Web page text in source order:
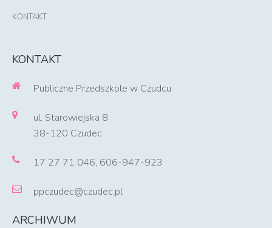
KONTAKT
KONTAKT
Publiczne Przedszkole w Czudcu
ul. Starowiejska 8
38-120 Czudec
17 27 71 046, 606-947-923
ppczudec@czudec.pl
ARCHIWUM